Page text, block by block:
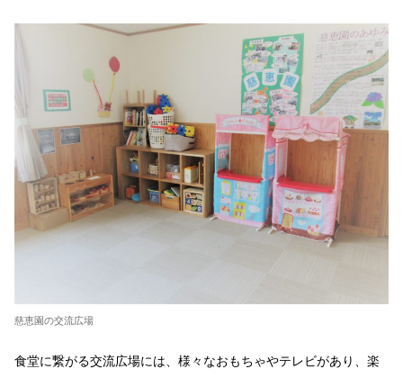
慈恵園の交流広場
食堂に繋がる交流広場には、様々なおもちゃやテレビがあり、楽